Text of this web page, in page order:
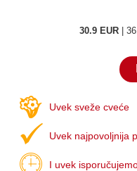
30.9 EUR |
Uvek sveže cveće
Uvek najpovoljnija
I uvek